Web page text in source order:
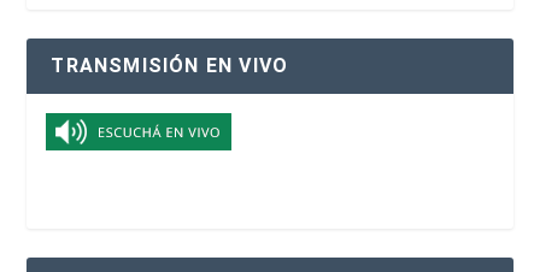
TRANSMISIÓN EN VIVO